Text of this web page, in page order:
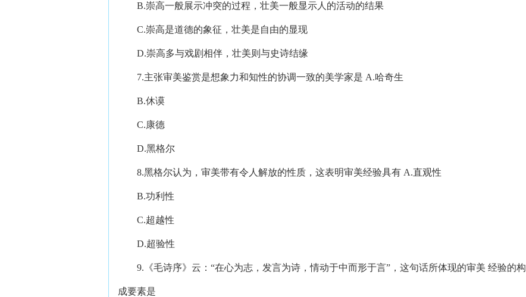
B.崇高一般展示冲突的过程，壮美一般显示人的活动的结果
C.崇高是道德的象征，壮美是自由的显现
D.崇高多与戏剧相伴，壮美则与史诗结缘
7.主张审美鉴赏是想象力和知性的协调一致的美学家是 A.哈奇生
B.休谟
C.康德
D.黑格尔
8.黑格尔认为，审美带有令人解放的性质，这表明审美经验具有 A.直观性
B.功利性
C.超越性
D.超验性
9.《毛诗序》云：“在心为志，发言为诗，情动于中而形于言”，这句话所体现的审美 经验的构
成要素是